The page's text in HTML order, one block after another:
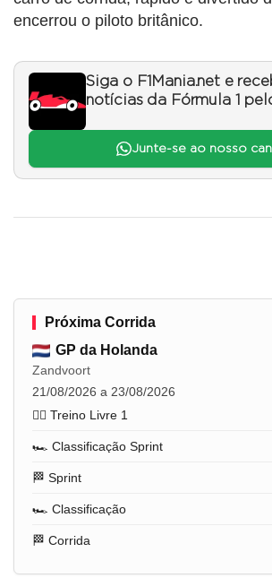
encerrou o piloto britânico.
Siga o F1Mania.net e
notícias da Fórmula 1
Junte-se ao nosso
Próxima Corrida
GP da Holanda
Zandvoort
21/08/2026 a 23/08/2026
🏋️‍♂️ Treino Livre 1
🏎️ Classificação Sprint
🏁 Sprint
🏎️ Classificação
🏁 Corrida